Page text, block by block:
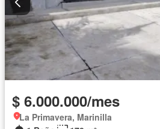
$ 6.000.000/mes
La Primavera, Marinilla